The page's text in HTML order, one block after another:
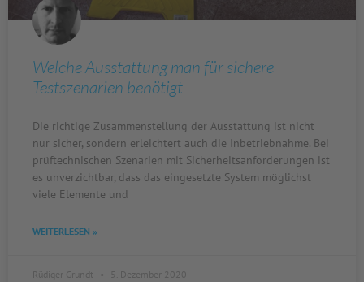
Welche Ausstattung man für sichere
Testszenarien benötigt
Die richtige Zusammenstellung der Ausstattung ist nicht
nur sicher, sondern erleichtert auch die Inbetriebnahme. Bei
prüftechnischen Szenarien mit Sicherheitsanforderungen ist
es unverzichtbar, dass das eingesetzte System möglichst
viele Elemente und
WEITERLESEN »
Rüdiger Grundt 5. Dezember 2020